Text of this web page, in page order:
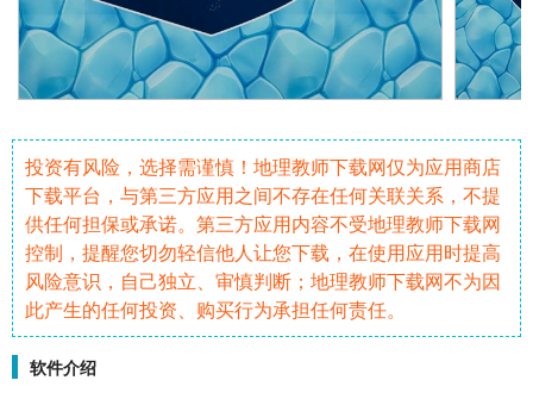
投资有风险，选择需谨慎！地理教师下载网仅为应用商店
下载平台，与第三方应用之间不存在任何关联关系，不提
供任何担保或承诺。第三方应用内容不受地理教师下载网
控制，提醒您切勿轻信他人让您下载，在使用应用时提高
风险意识，自己独立、审慎判断；地理教师下载网不为因
此产生的任何投资、购买行为承担任何责任。
软件介绍